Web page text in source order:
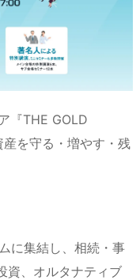
『THE GOLD
を守る・増やす・残
に集結し、相続・事
資、オルタナティブ